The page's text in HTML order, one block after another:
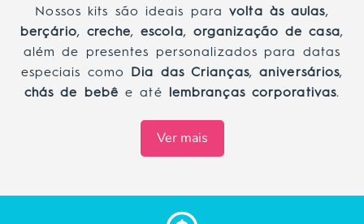
Nossos kits são ideais paravolta às aulas,
berçário,creche, escola, organização de casa,
além de presentes personalizados para datas
especiais como Dia das Crianças, aniversários,
chás de bebê e até lembranças corporativas.
Ver mais